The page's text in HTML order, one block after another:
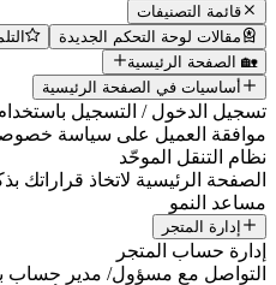
قائمة التصنيفات
مقالات لوحة التحكم الجديدة
🏡 الصفحة الرئيسية
أساسيات في الصفحة الرئيسية
تسجيل الدخول / التسجيل
موافقة العميل على سياسة
نظام التنقل الموحّد
الصفحة الرئيسية لاتخاذ قراراتك
مساعد النمو
إدارة المتجر
إدارة حساب المتجر
التواصل مع مسؤول/ مدير حساب